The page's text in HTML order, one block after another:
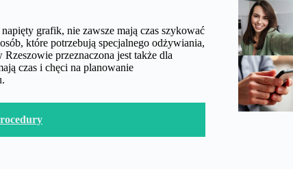
grafik, nie zawsze mają czas szykować
które potrzebują specjalnego odżywiania,
przeznaczona jest także dla
czas i chęci na planowanie